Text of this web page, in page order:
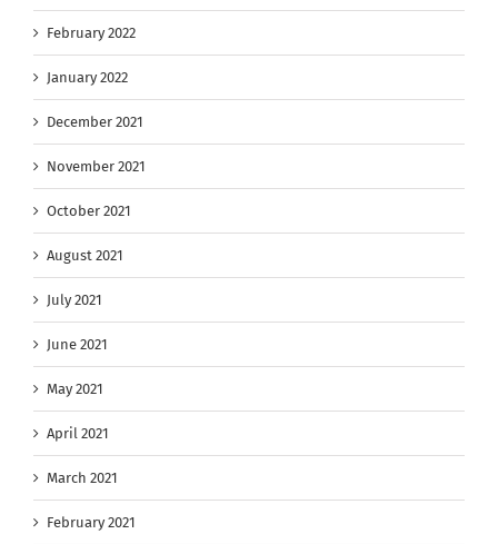
February 2022
January 2022
December 2021
November 2021
October 2021
August 2021
July 2021
June 2021
May 2021
April 2021
March 2021
February 2021